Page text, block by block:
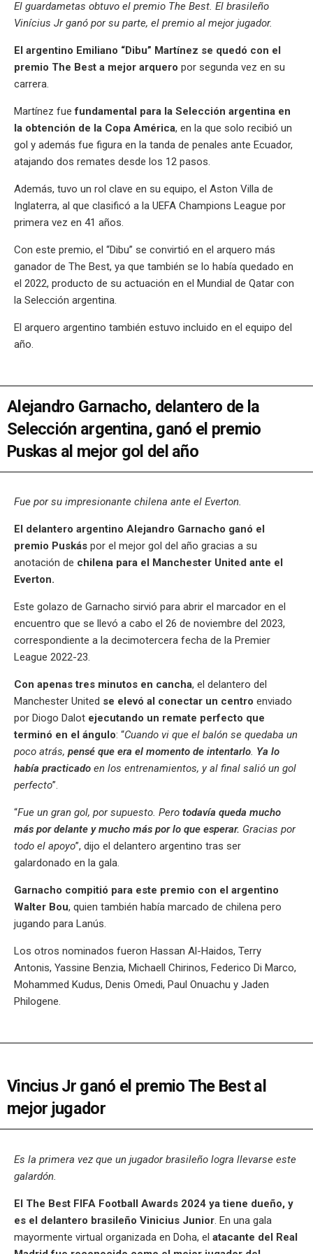
s
A
p
p
gr
a
m
b
o
o
ky
a
d
s
dI
n
bl
r
a
g
e
ail t
py
Li
n
m
p
ar
El guardametas obtuvo el premio The Best. El brasileño
Vinícius Jr ganó por su parte, el premio al mejor jugador.
El argentino Emiliano “Dibu” Martínez se quedó con el
premio The Best a mejor arquero por segunda vez en su
carrera.
Martínez fuefundamental para la Selección argentina en
la obtención de la Copa América, en la que solo recibió un
gol y además fue figura en la tanda de penales ante Ecuador,
atajando dos remates desde los 12 pasos.
Además, tuvo un rol clave en su equipo, el Aston Villa de
Inglaterra, al que clasificó a la UEFA Champions League por
primera vez en 41 años.
Con este premio, el “Dibu” se convirtió en el arquero más
ganador de The Best, ya que también se lo había quedado en
el 2022, producto de su actuación en el Mundial de Qatar con
la Selección argentina.
El arquero argentino también estuvo incluido en el equipo del
año.
Alejandro Garnacho, delantero de la
Selección argentina, ganó el premio
Puskas al mejor gol del año
Fue por su impresionante chilena ante el Everton.
El delantero argentino Alejandro Garnacho ganó el
premio Puskás por el mejor gol del año gracias a su
anotación de chilena para el Manchester United ante el
Everton.
Este golazo de Garnacho sirvió para abrir el marcador en el
encuentro que se llevó a cabo el 26 de noviembre del 2023,
correspondiente a la decimotercera fecha de la Premier
League 2022-23.
Con apenas tres minutos en cancha, el delantero del
Manchester United se elevó al conectar un centro enviado
por Diogo Dalot ejecutando un remate perfecto que
terminó en el ángulo: “Cuando vi que el balón se quedaba un
poco atrás, pensé que era el momento de intentarlo. Ya lo
había practicado en los entrenamientos, y al final salió un gol
perfecto”.
“Fue un gran gol, por supuesto. Pero todavía queda mucho
más por delante y mucho más por lo que esperar. Gracias por
todo el apoyo”, dijo el delantero argentino tras ser
galardonado en la gala.
Garnacho compitió para este premio con el argentino
Walter Bou, quien también había marcado de chilena pero
jugando para Lanús.
Los otros nominados fueron Hassan Al-Haidos, Terry
Antonis, Yassine Benzia, Michaell Chirinos, Federico Di Marco,
Mohammed Kudus, Denis Omedi, Paul Onuachu y Jaden
Philogene.
Vincius Jr ganó el premio The Best al
mejor jugador
Es la primera vez que un jugador brasileño logra llevarse este
galardón.
El The Best FIFA Football Awards 2024 ya tiene dueño, y
es el delantero brasileño Vinicius Junior . En una gala
mayormente virtual organizada en Doha, el atacante del Real